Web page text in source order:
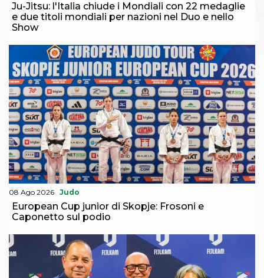
Ju-Jitsu: l'Italia chiude i Mondiali con 22 medaglie
e due titoli mondiali per nazioni nel Duo e nello
Show
08 Ago 2026 Judo
European Cup junior di Skopje: Frosoni e
Caponetto sul podio